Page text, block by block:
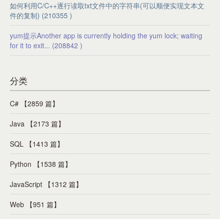
如何利用C/C++逐行读取txt文件中的字符串(可以顺便实现文本文
件的复制) (210355 )
yum提示Another app is currently holding the yum lock; waiting
for it to exit... (208842 )
分类
C# 【2859 篇】
Java 【2173 篇】
SQL 【1413 篇】
Python 【1538 篇】
JavaScript 【1312 篇】
Web 【951 篇】